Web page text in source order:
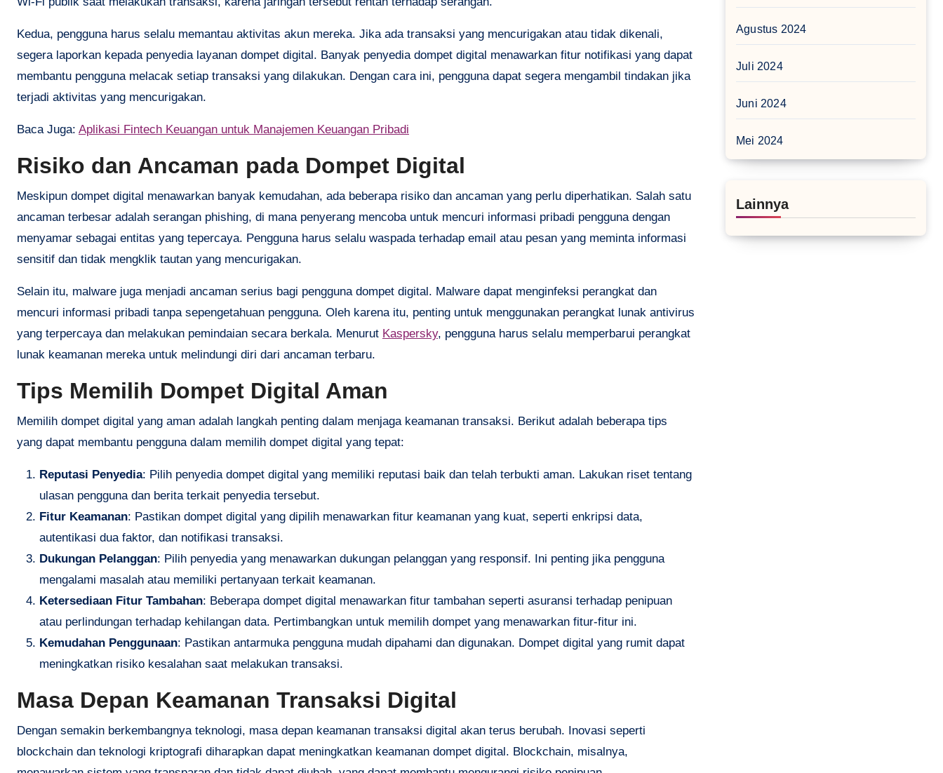
Kedua, pengguna harus selalu memantau aktivitas akun mereka. Jika ada transaksi yang mencurigakan atau tidak dikenali,
segera laporkan kepada penyedia layanan dompet digital. Banyak penyedia dompet digital menawarkan fitur notifikasi yang dapat
membantu pengguna melacak setiap transaksi yang dilakukan. Dengan cara ini, pengguna dapat segera mengambil tindakan jika
terjadi aktivitas yang mencurigakan.
Baca Juga: Aplikasi Fintech Keuangan untuk Manajemen Keuangan Pribadi
Risiko dan Ancaman pada Dompet Digital
Meskipun dompet digital menawarkan banyak kemudahan, ada beberapa risiko dan ancaman yang perlu diperhatikan. Salah satu
ancaman terbesar adalah serangan phishing, di mana penyerang mencoba untuk mencuri informasi pribadi pengguna dengan
menyamar sebagai entitas yang tepercaya. Pengguna harus selalu waspada terhadap email atau pesan yang meminta informasi
sensitif dan tidak mengklik tautan yang mencurigakan.
Selain itu, malware juga menjadi ancaman serius bagi pengguna dompet digital. Malware dapat menginfeksi perangkat dan
mencuri informasi pribadi tanpa sepengetahuan pengguna. Oleh karena itu, penting untuk menggunakan perangkat lunak antivirus
yang terpercaya dan melakukan pemindaian secara berkala. Menurut Kaspersky, pengguna harus selalu memperbarui perangkat
lunak keamanan mereka untuk melindungi diri dari ancaman terbaru.
Tips Memilih Dompet Digital Aman
Memilih dompet digital yang aman adalah langkah penting dalam menjaga keamanan transaksi. Berikut adalah beberapa tips
yang dapat membantu pengguna dalam memilih dompet digital yang tepat:
Reputasi Penyedia: Pilih penyedia dompet digital yang memiliki reputasi baik dan telah terbukti aman. Lakukan riset tentang
ulasan pengguna dan berita terkait penyedia tersebut.
Fitur Keamanan: Pastikan dompet digital yang dipilih menawarkan fitur keamanan yang kuat, seperti enkripsi data,
autentikasi dua faktor, dan notifikasi transaksi.
Dukungan Pelanggan: Pilih penyedia yang menawarkan dukungan pelanggan yang responsif. Ini penting jika pengguna
mengalami masalah atau memiliki pertanyaan terkait keamanan.
Ketersediaan Fitur Tambahan: Beberapa dompet digital menawarkan fitur tambahan seperti asuransi terhadap penipuan
atau perlindungan terhadap kehilangan data. Pertimbangkan untuk memilih dompet yang menawarkan fitur-fitur ini.
Kemudahan Penggunaan: Pastikan antarmuka pengguna mudah dipahami dan digunakan. Dompet digital yang rumit dapat
meningkatkan risiko kesalahan saat melakukan transaksi.
Masa Depan Keamanan Transaksi Digital
Dengan semakin berkembangnya teknologi, masa depan keamanan transaksi digital akan terus berubah. Inovasi seperti
blockchain dan teknologi kriptografi diharapkan dapat meningkatkan keamanan dompet digital. Blockchain, misalnya,
Agustus 2024
Juli 2024
Juni 2024
Mei 2024
Lainnya